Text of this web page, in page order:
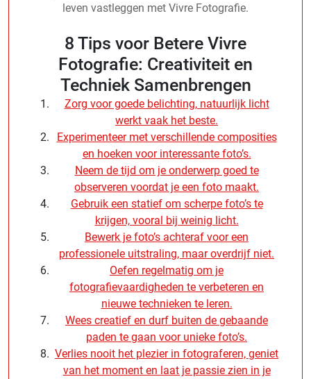
leven vastleggen met Vivre Fotografie.
8 Tips voor Betere Vivre
Fotografie: Creativiteit en
Techniek Samenbrengen
Zorg voor goede belichting, natuurlijk licht
werkt vaak het beste.
Experimenteer met verschillende composities
en hoeken voor interessante foto’s.
Neem de tijd om je onderwerp goed te
observeren voordat je een foto maakt.
Gebruik een statief om scherpe foto’s te
krijgen, vooral bij weinig licht.
Bewerk je foto’s achteraf voor een
professionele uitstraling, maar overdrijf niet.
Oefen regelmatig om je
fotografievaardigheden te verbeteren en
nieuwe technieken te leren.
Wees creatief en durf buiten de gebaande
paden te gaan voor unieke foto’s.
Verlies nooit het plezier in fotograferen, geniet
van het moment en laat je passie zien in je